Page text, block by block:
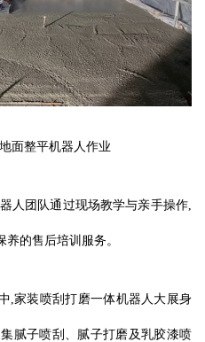
面整平机器人作业
人团队通过现场教学与亲手操作,
的售后培训服务。
,家装喷刮打磨一体机器人大展身
腻子喷刮、腻子打磨及乳胶漆喷